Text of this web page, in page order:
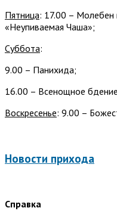
Пятница: 17.00 –
«Неупиваемая Чаша»;
Суббота:
9.00 – Панихида;
16.00 – Всенощное
Воскресенье: 9.00 –
Новости прихода
Справка